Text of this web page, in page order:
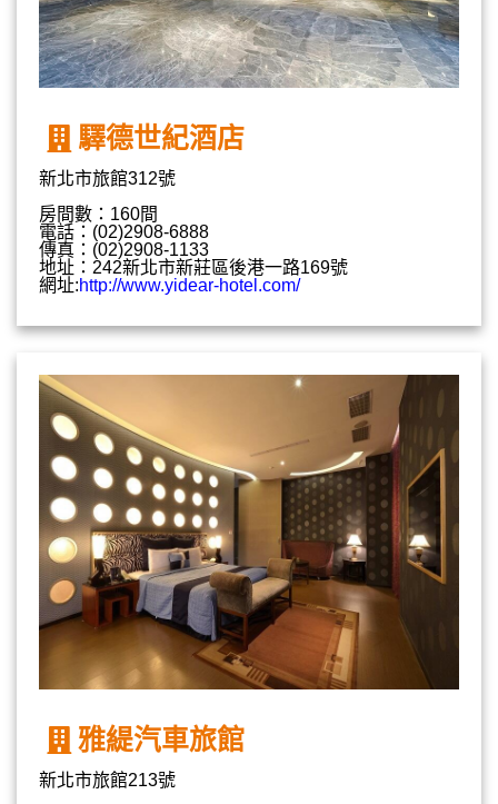
驛德世紀酒店
新北市旅館312號
房間數：160間
電話：(02)2908-6888
傳真：(02)2908-1133
地址：242新北市新莊區後港一路169號
網址:http://www.yidear-hotel.com/
雅緹汽車旅館
新北市旅館213號